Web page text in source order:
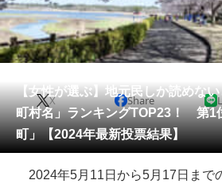
住まい 教育・
動物 リサーチ
会員記事
メディア
注目記事を集めた総合ページ
【女性が選ぶ】地元民しか読めな
町村名」ランキングTOP23！ 第1
町」【2024年最新投票結果】
X Share
2024年5月11日から5月17日まで